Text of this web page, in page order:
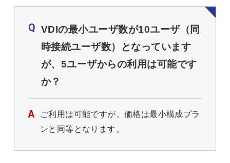
VDIの最小ユーザ数が10ユーザ（同
時接続ユーザ数）となっています
が、5ユーザからの利用は可能です
か？
ご利用は可能ですが、価格は最小構成プラ
ンと同等となります。